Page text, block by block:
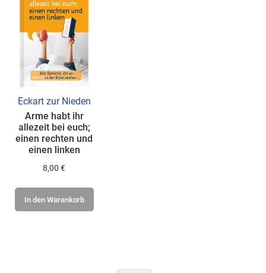
Eckart zur Nieden
Arme habt ihr
allezeit bei euch;
einen rechten und
einen linken
8,00 €
In den Warenkorb